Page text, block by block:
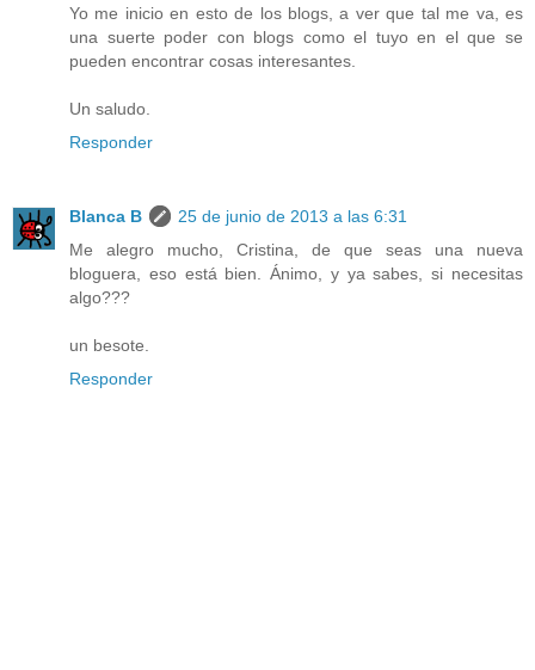
Yo me inicio en esto de los blogs, a ver que tal me va, es
una suerte poder con blogs como el tuyo en el que se
pueden encontrar cosas interesantes.
Un saludo.
Responder
Blanca B
25 de junio de 2013 a las 6:31
Me alegro mucho, Cristina, de que seas una nueva
bloguera, eso está bien. Ánimo, y ya sabes, si necesitas
algo???
un besote.
Responder